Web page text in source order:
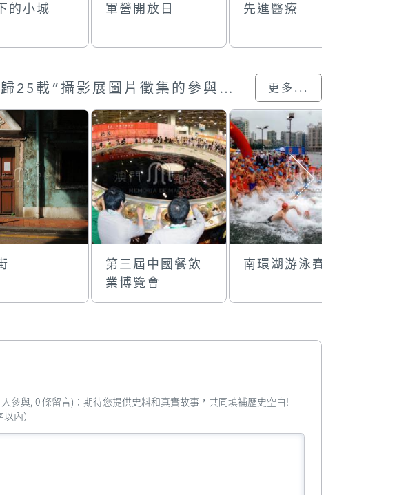
的小城 軍營開放日 先進醫療
澳門回歸25載”攝影展圖片徵集的參與作品 更多...
第三屆中國餐飲
業博覽會
南環湖游泳賽
人參與, 0 條留言)：期待您提供史料和真實故事，共同填補歷史空白!
以內）